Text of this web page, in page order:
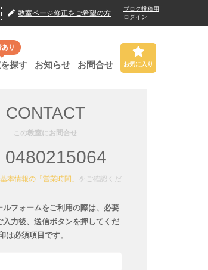
教室ページ修正をご希望の方
ブログ投稿用
ログイン
あり
探す お知らせ お問合せ お気に入り
CONTACT
この教室にお問合せ
0480215064
基本情報の「営業時間」
をご確認くだ
ルフォームをご利用の際は、必要
入力後、送信ボタンを押してくだ
は必須項目です。